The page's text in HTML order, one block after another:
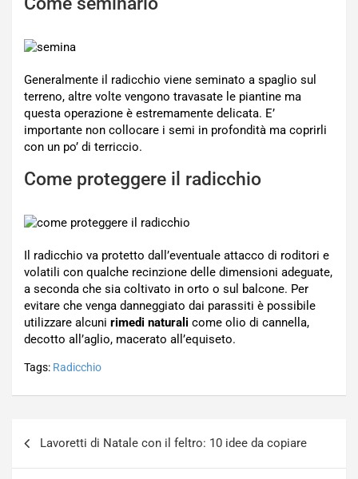
Generalmente il radicchio viene seminato a spaglio sul
terreno, altre volte vengono travasate le piantine ma
questa operazione è estremamente delicata. E’
importante non collocare i semi in profondità ma coprirli
con un po’ di terriccio.
Come proteggere il radicchio
Il radicchio va protetto dall’eventuale attacco di roditori e
volatili con qualche recinzione delle dimensioni adeguate,
a seconda che sia coltivato in orto o sul balcone. Per
evitare che venga danneggiato dai parassiti è possibile
utilizzare alcuni rimedi naturali come olio di cannella,
decotto all’aglio, macerato all’equiseto.
Tags: Radicchio
Lavoretti di Natale con il feltro: 10 idee da copiare